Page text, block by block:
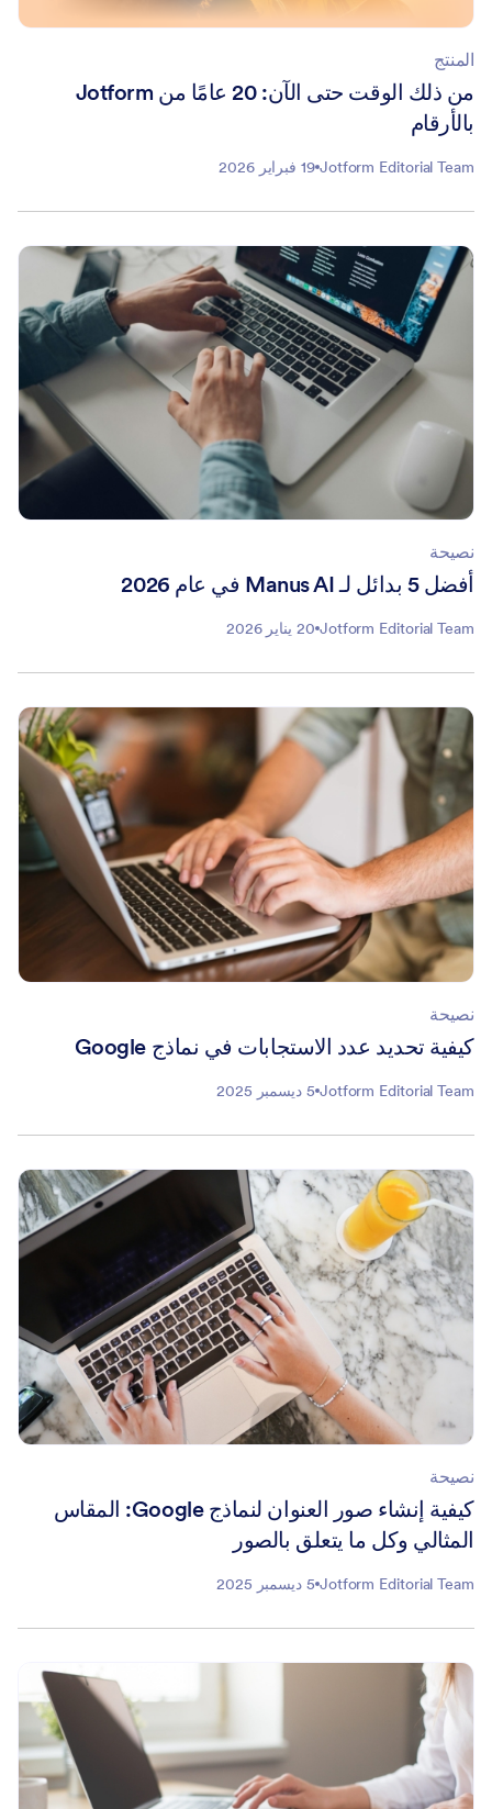
المنتج
من ذلك الوقت حتى الآن: 20 عامًا من Jotform
بالأرقام
Jotform Editorial Team 19 فبراير 2026
نصيحة
أفضل 5 بدائل لـ Manus AI في عام 2026
Jotform Editorial Team 20 يناير 2026
نصيحة
كيفية تحديد عدد الاستجابات في نماذج Google
Jotform Editorial Team 5 ديسمبر 2025
نصيحة
كيفية إنشاء صور العنوان لنماذج Google: المقاس
المثالي وكل ما يتعلق بالصور
Jotform Editorial Team 5 ديسمبر 2025